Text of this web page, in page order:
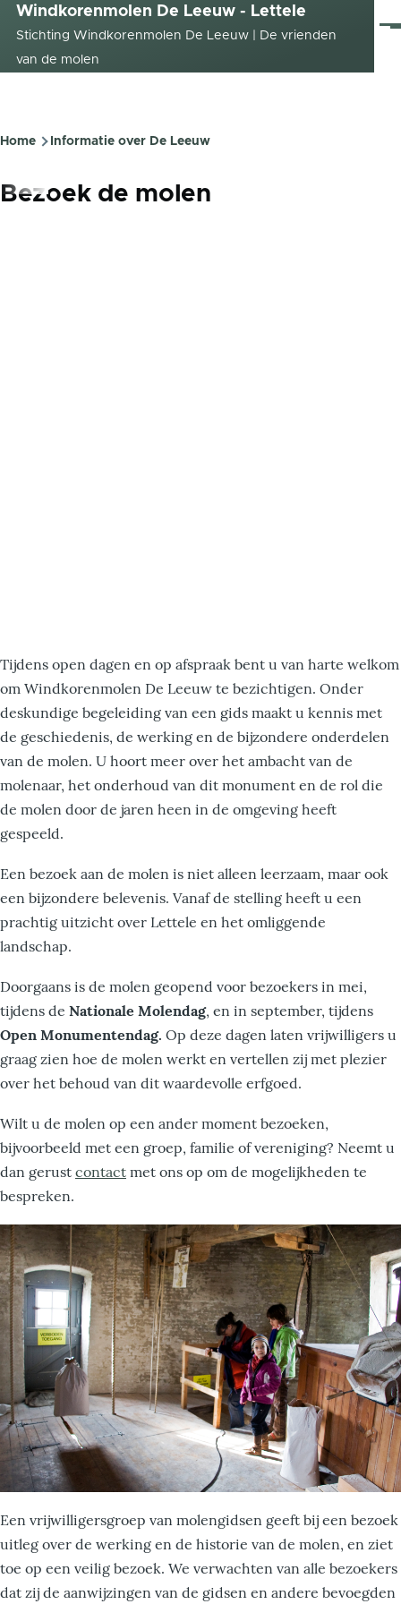
Overslaan en naar de inhoud gaan
Windkorenmolen De Leeuw - Lettele
Stichting Windkorenmolen De Leeuw | De vrienden
van de molen
Kruimelpad
Home Informatie over De Leeuw
Bezoek de molen
Tijdens open dagen en op afspraak bent u van harte welkom
om Windkorenmolen De Leeuw te bezichtigen. Onder
deskundige begeleiding van een gids maakt u kennis met
de geschiedenis, de werking en de bijzondere onderdelen
van de molen. U hoort meer over het ambacht van de
molenaar, het onderhoud van dit monument en de rol die
de molen door de jaren heen in de omgeving heeft
gespeeld.
Een bezoek aan de molen is niet alleen leerzaam, maar ook
een bijzondere belevenis. Vanaf de stelling heeft u een
prachtig uitzicht over Lettele en het omliggende
landschap.
Doorgaans is de molen geopend voor bezoekers in mei,
tijdens de Nationale Molendag, en in september, tijdens
Open Monumentendag. Op deze dagen laten vrijwilligers u
graag zien hoe de molen werkt en vertellen zij met plezier
over het behoud van dit waardevolle erfgoed.
Wilt u de molen op een ander moment bezoeken,
bijvoorbeeld met een groep, familie of vereniging? Neemt u
dan gerust contact met ons op om de mogelijkheden te
bespreken.
Een vrijwilligersgroep van molengidsen geeft bij een bezoek
uitleg over de werking en de historie van de molen, en ziet
toe op een veilig bezoek. We verwachten van alle bezoekers
dat zij de aanwijzingen van de gidsen en andere bevoegden